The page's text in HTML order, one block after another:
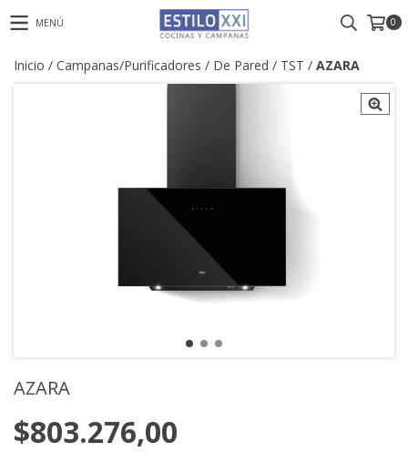
MENÚ 0
Inicio / Campanas/Purificadores / De Pared / TST / AZARA
AZARA
$803.276,00